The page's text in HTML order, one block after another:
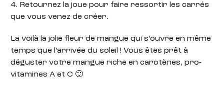
4. Retournez la joue pour faire ressortir les carrés
que vous venez de créer.
La voilà la jolie fleur de mangue qui s’ouvre en même
temps que l’arrivée du soleil ! Vous êtes prêt à
déguster votre mangue riche en carotènes, pro-
vitamines A et C 🙂